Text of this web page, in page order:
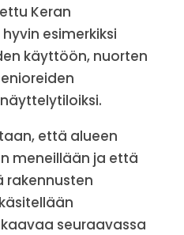
Keran
esimerkiksi
käyttöön, nuorten
että alueen
meneillään ja että
rakennusten
seuraavassa